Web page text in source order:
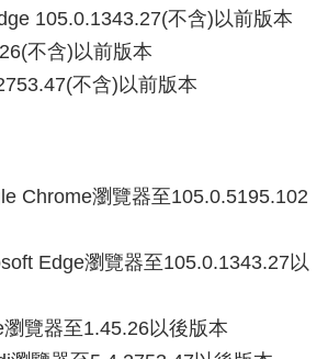
105.0.1343.27(不含)以前版本
不含)以前版本
不含)以前版本
Chrome瀏覽器至105.0.5195.102
Edge瀏覽器至105.0.1343.27以
覽器至1.45.26以後版本